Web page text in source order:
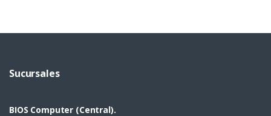
Sucursales
BIOS Computer (Central).